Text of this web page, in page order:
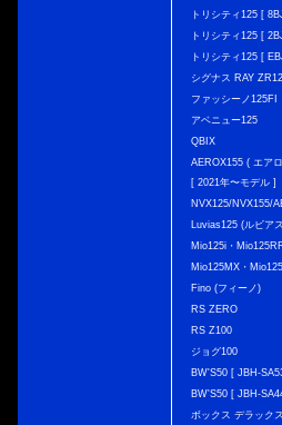
トリシティ125 [
トリシティ125 [
トリシティ125 [
シグナス RAY
ファッシーノ125FI
アベニュー125
QBIX
AEROX155 ( エア
[ 2021年〜モデル ]
NVX125/NVX155/
Luvias125 (ルビア
Mio125i・
Mio125MX・
Fino (フィーノ)
RS ZERO
RS Z100
ジョグ100
BW'S50 [ JBH-
BW'S50 [ JBH-
ボックス デラック